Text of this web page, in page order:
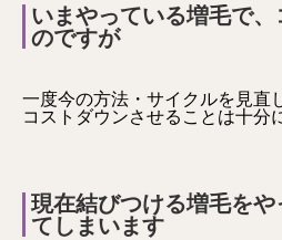
いまやっている増毛で
のですが
一度今の方法・サイクルを見直
コストダウンさせることは十分
現在結びつける増毛を
てしまいます